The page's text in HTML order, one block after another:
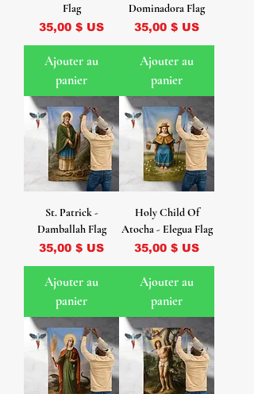
Flag
Prix
35,00 $ US
Ajouter au
panier
Dominadora Flag
Prix
35,00 $ US
Ajouter au
panier
St. Patrick -
Damballah Flag
Prix
35,00 $ US
Ajouter au
panier
Holy Child Of
Atocha - Elegua Flag
Prix
35,00 $ US
Ajouter au
panier